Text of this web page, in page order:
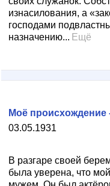
изнасилования, а
господами
назначению... Ещё
03.05.1931
Моё происхождение
В разгаре своей
была уверена, что